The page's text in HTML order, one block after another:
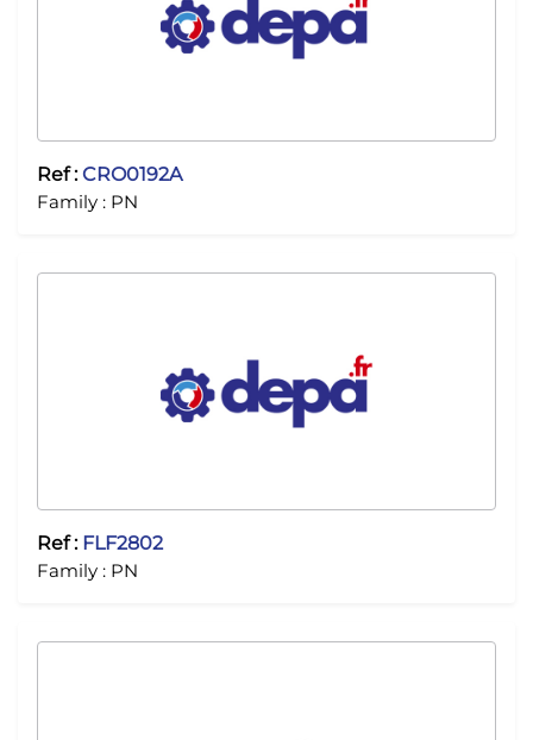
Ref :CRO0192A
Family : PN
Ref : FLF2802
Family : PN